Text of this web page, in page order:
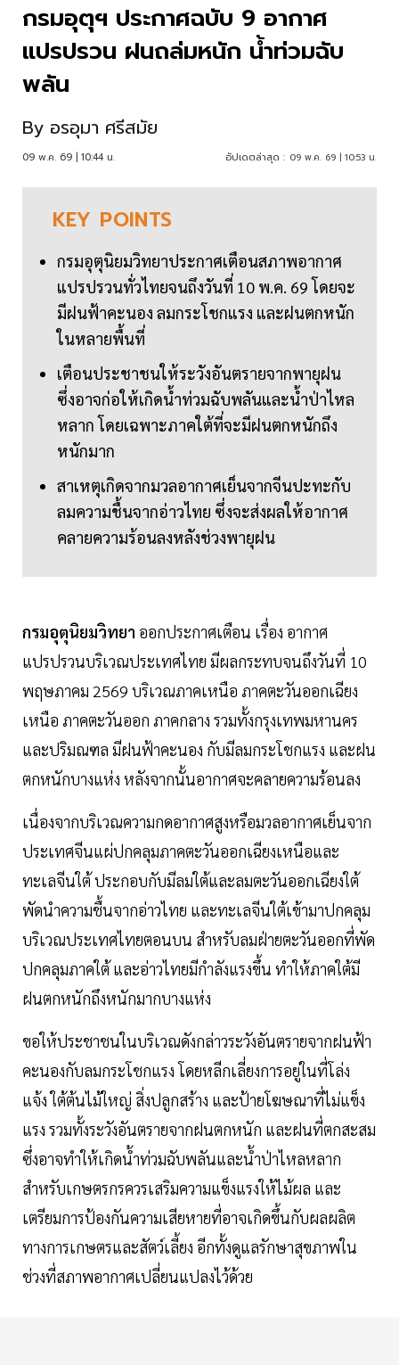
กรมอุตุฯ ประกาศฉบับ 9 อากาศ
แปรปรวน ฝนถล่มหนัก น้ำท่วมฉับ
พลัน
By อรอุมา ศรีสมัย
09 พ.ค. 69 | 10:44 น. อัปเดตล่าสุด : 09 พ.ค. 69 | 10:53 น.
KEY POINTS
กรมอุตุนิยมวิทยาประกาศเตือนสภาพอากาศ
แปรปรวนทั่วไทยจนถึงวันที่ 10 พ.ค. 69 โดยจะ
มีฝนฟ้าคะนอง ลมกระโชกแรง และฝนตกหนัก
ในหลายพื้นที่
เตือนประชาชนให้ระวังอันตรายจากพายุฝน
ซึ่งอาจก่อให้เกิดน้ำท่วมฉับพลันและน้ำป่าไหล
หลาก โดยเฉพาะภาคใต้ที่จะมีฝนตกหนักถึง
หนักมาก
สาเหตุเกิดจากมวลอากาศเย็นจากจีนปะทะกับ
ลมความชื้นจากอ่าวไทย ซึ่งจะส่งผลให้อากาศ
คลายความร้อนลงหลังช่วงพายุฝน
กรมอุตุนิยมวิทยา ออกประกาศเตือน เรื่อง อากาศ
แปรปรวนบริเวณประเทศไทย มีผลกระทบจนถึงวันที่ 10
พฤษภาคม 2569 บริเวณภาคเหนือ ภาคตะวันออกเฉียง
เหนือ ภาคตะวันออก ภาคกลาง รวมทั้งกรุงเทพมหานคร
และปริมณฑล มีฝนฟ้าคะนอง กับมีลมกระโชกแรง และฝน
ตกหนักบางแห่ง หลังจากนั้นอากาศจะคลายความร้อนลง
เนื่องจากบริเวณความกดอากาศสูงหรือมวลอากาศเย็นจาก
ประเทศจีนแผ่ปกคลุมภาคตะวันออกเฉียงเหนือและ
ทะเลจีนใต้ ประกอบกับมีลมใต้และลมตะวันออกเฉียงใต้
พัดนำความชื้นจากอ่าวไทย และทะเลจีนใต้เข้ามาปกคลุม
บริเวณประเทศไทยตอนบน สำหรับลมฝ่ายตะวันออกที่พัด
ปกคลุมภาคใต้ และอ่าวไทยมีกำลังแรงขึ้น ทำให้ภาคใต้มี
ฝนตกหนักถึงหนักมากบางแห่ง
ขอให้ประชาชนในบริเวณดังกล่าวระวังอันตรายจากฝนฟ้า
คะนองกับลมกระโชกแรง โดยหลีกเลี่ยงการอยู่ในที่โล่ง
แจ้ง ใต้ต้นไม้ใหญ่ สิ่งปลูกสร้าง และป้ายโฆษณาที่ไม่แข็ง
แรง รวมทั้งระวังอันตรายจากฝนตกหนัก และฝนที่ตกสะสม
ซึ่งอาจทำให้เกิดน้ำท่วมฉับพลันและน้ำป่าไหลหลาก
สำหรับเกษตรกรควรเสริมความแข็งแรงให้ไม้ผล และ
เตรียมการป้องกันความเสียหายที่อาจเกิดขึ้นกับผลผลิต
ทางการเกษตรและสัตว์เลี้ยง อีกทั้งดูแลรักษาสุขภาพใน
ช่วงที่สภาพอากาศเปลี่ยนแปลงไว้ด้วย